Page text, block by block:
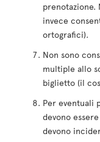
prenotazione.
invece
ortografici).
Non sono
multiple allo
biglietto (il
Per eventuali
devono
devono